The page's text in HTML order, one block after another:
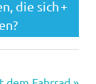
die sich